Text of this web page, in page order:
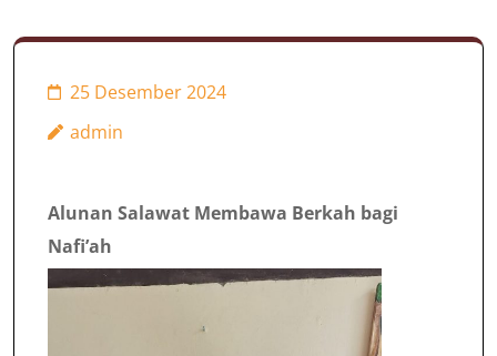
25 Desember 2024
admin
Alunan Salawat Membawa Berkah bagi
Nafi’ah